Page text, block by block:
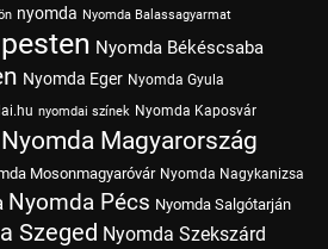
nyomda Nyomda Balassagyarmat
Nyomda Békéscsaba
Nyomda Eger Nyomda Gyula
nyomdai színek Nyomda Kaposvár
Nyomda Magyarország
Mosonmagyaróvár Nyomda Nagykanizsa
Nyomda Pécs Nyomda Salgótarján
Szeged Nyomda Szekszárd